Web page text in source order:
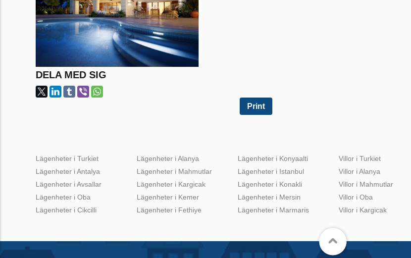
DELA MED SIG
Print
Lägenheter i Turkiet
Lägenheter i Antalya
Lägenheter i Avsallar
Lägenheter i Oba
Lägenheter i Cikcilli
Lägenheter i Alanya
Lägenheter i Mahmutlar
Lägenheter i Kargicak
Lägenheter i Kemer
Lägenheter i Fethiye
Lägenheter i Konyaalti
Lägenheter i Istanbul
Lägenheter i Konakli
Lägenheter i Mersin
Lägenheter i Marmaris
Villor i Turkiet
Villor i Alanya
Villor i Mahmutlar
Villor i Oba
Villor i Kargicak